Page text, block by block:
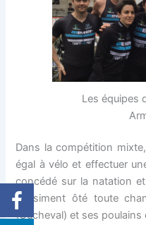
Les équipes
Dans la compétition
égal à vélo et effectuer
concédé sur la natation
quasiment ôté toute
(Cucheval) et ses poulains